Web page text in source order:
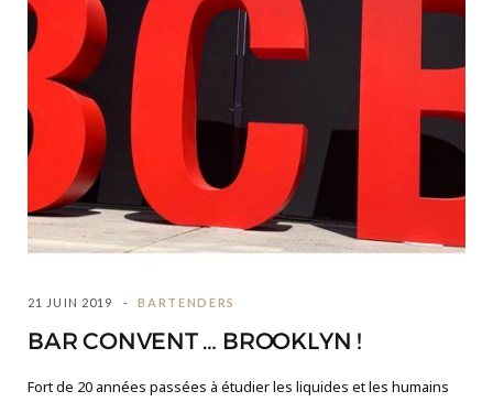
21 JUIN 2019 BARTENDERS
BAR CONVENT … BROOKLYN !
Fort de 20 années passées à étudier les liquides et les humains